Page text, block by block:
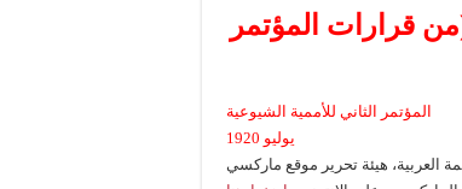
(من قرارات المؤتمر
المؤتمر الثاني للأممية الشيوعية
يوليو 1920
العربية، هيئة تحرير موقع ماركسي